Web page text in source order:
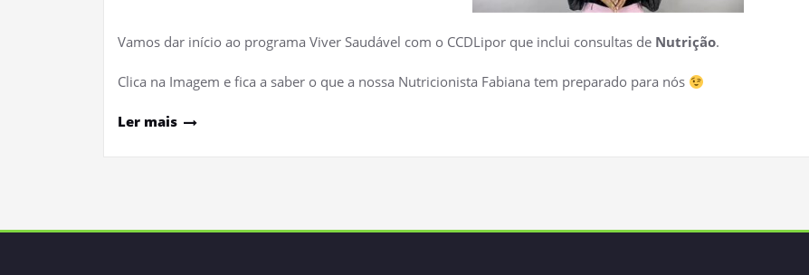
Vamos dar início ao programa Viver Saudável com o CCDLipor que inclui consultas de Nutrição.
Clica na Imagem e fica a saber o que a nossa Nutricionista Fabiana tem preparado para nós
Ler mais